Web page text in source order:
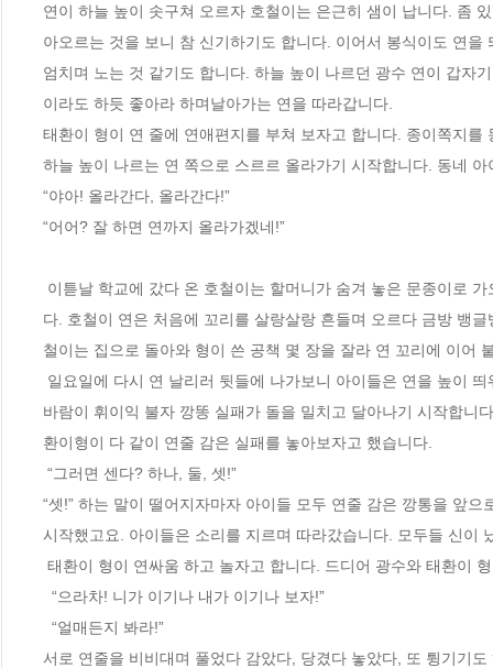
연이 하늘 높이 솟구쳐 오르자 호철이는 은근히 샘이 납니다. 좀
아오르는 것을 보니 참 신기하기도 합니다. 이어서 봉식이도 연
엄치며 노는 것 같기도 합니다. 하늘 높이 나르던 광수 연이 갑자
이라도 하듯 좋아라 하며날아가는 연을 따라갑니다.
태환이 형이 연 줄에 연애편지를 부쳐 보자고 합니다. 종이쪽지
하늘 높이 나르는 연 쪽으로 스르르 올라가기 시작합니다. 동네
“야아! 올라간다, 올라간다!”
“어어? 잘 하면 연까지 올라가겠네!”
다. 호철이 연은 처음에 꼬리를 살랑살랑 흔들며 오르다 금방 뱅
철이는 집으로 돌아와 형이 쓴 공책 몇 장을 잘라 연 꼬리에 이어
바람이 휘이익 불자 깡똥 실패가 돌을 밀치고 달아나기 시작합니
환이형이 다 같이 연줄 감은 실패를 놓아보자고 했습니다.
“셋!” 하는 말이 떨어지자마자 아이들 모두 연줄 감은 깡통을 앞
시작했고요. 아이들은 소리를 지르며 따라갔습니다. 모두들 신이
서로 연줄을 비비대며 풀었다 감았다, 당겼다 놓았다, 또 튕기기